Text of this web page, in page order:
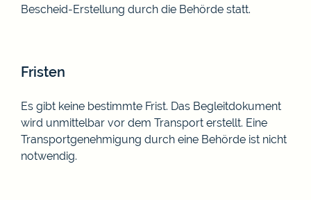
Bescheid-Erstellung durch die Behörde statt.
Fristen
Es gibt keine bestimmte Frist. Das Begleitdokument
wird unmittelbar vor dem Transport erstellt. Eine
Transportgenehmigung durch eine Behörde ist nicht
notwendig.